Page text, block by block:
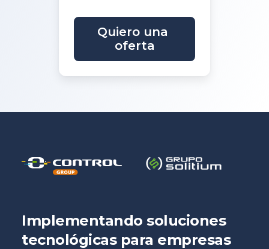
Implementando soluciones
tecnológicas para empresas